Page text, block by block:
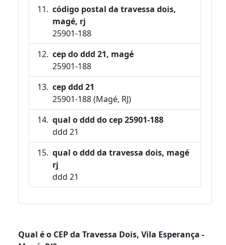
código postal da travessa dois,
magé, rj
25901-188
cep do ddd 21, magé
25901-188
cep ddd 21
25901-188 (Magé, RJ)
qual o ddd do cep 25901-188
ddd 21
qual o ddd da travessa dois, magé
rj
ddd 21
Qual é o CEP da Travessa Dois, Vila Esperança -